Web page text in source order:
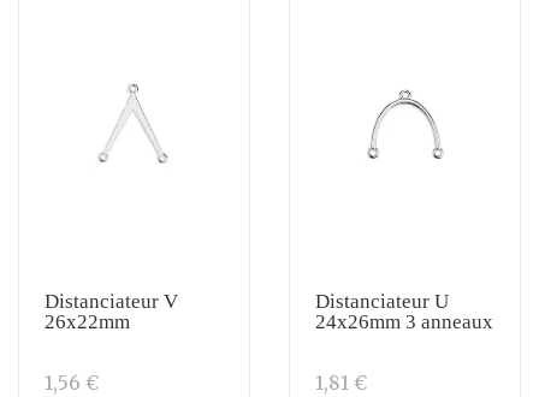
Distanciateur V
26x22mm
1,56 €
Distanciateur U
24x26mm 3 anneaux
1,81 €